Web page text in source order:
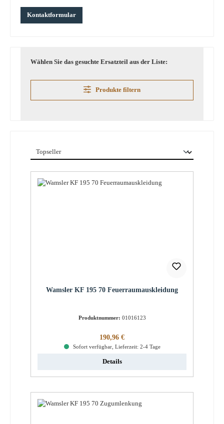
Kontaktformular
Wählen Sie das gesuchte Ersatzteil aus der Liste:
Produkte filtern
Wamsler KF 195 70 Feuerraumauskleidung
Produktnummer: 01016123
Regulärer Preis:
190,96 €
Sofort verfügbar, Lieferzeit: 2-4 Tage
Details